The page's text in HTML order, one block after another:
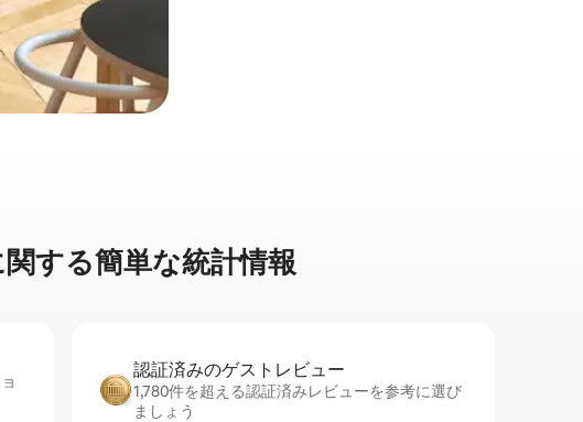
す⁠る簡⁠単⁠な統⁠計⁠情⁠報
認証済みのゲ⁠ス⁠ト⁠レ⁠ビ⁠ュ⁠ー
1,780件を超える認証済みレビューを参考に選び
ましょう